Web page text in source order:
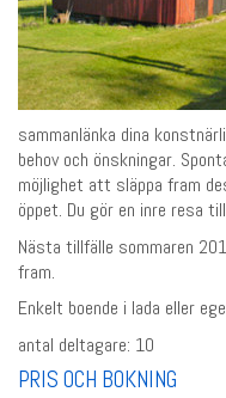
sammanlänka dina
behov och önskningar.
möjlighet att släppa fram
öppet. Du gör en inre resa
Nästa tillfälle sommaren
fram.
Enkelt boende i lada eller
antal deltagare: 10
PRIS OCH BOKNING